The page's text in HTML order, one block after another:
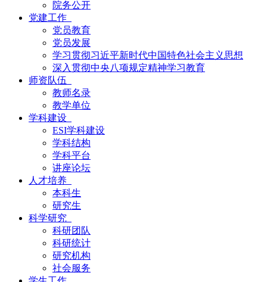
院务公开
党建工作
党员教育
党员发展
学习贯彻习近平新时代中国特色社会主义思想
深入贯彻中央八项规定精神学习教育
师资队伍
教师名录
教学单位
学科建设
ESI学科建设
学科结构
学科平台
讲座论坛
人才培养
本科生
研究生
科学研究
科研团队
科研统计
研究机构
社会服务